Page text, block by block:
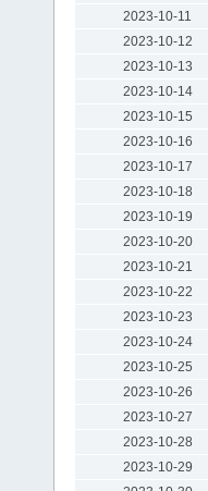
2023-10-11
2023-10-12
2023-10-13
2023-10-14
2023-10-15
2023-10-16
2023-10-17
2023-10-18
2023-10-19
2023-10-20
2023-10-21
2023-10-22
2023-10-23
2023-10-24
2023-10-25
2023-10-26
2023-10-27
2023-10-28
2023-10-29